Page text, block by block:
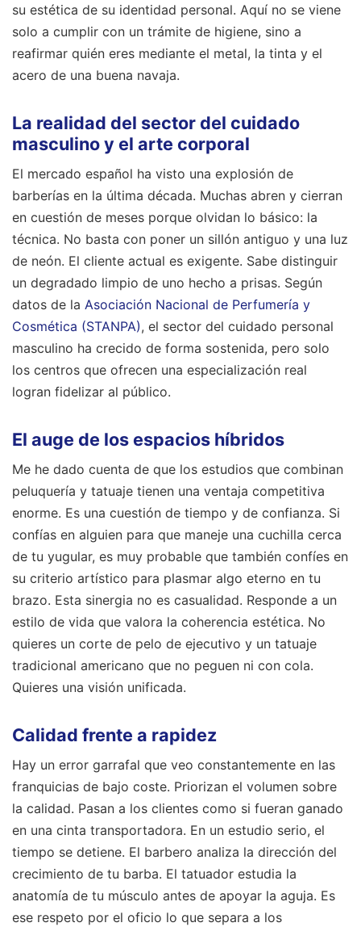
su estética de su identidad personal. Aquí no se viene
solo a cumplir con un trámite de higiene, sino a
reafirmar quién eres mediante el metal, la tinta y el
acero de una buena navaja.
La realidad del sector del cuidado
masculino y el arte corporal
El mercado español ha visto una explosión de
barberías en la última década. Muchas abren y cierran
en cuestión de meses porque olvidan lo básico: la
técnica. No basta con poner un sillón antiguo y una luz
de neón. El cliente actual es exigente. Sabe distinguir
un degradado limpio de uno hecho a prisas. Según
datos de la Asociación Nacional de Perfumería y
Cosmética (STANPA), el sector del cuidado personal
masculino ha crecido de forma sostenida, pero solo
los centros que ofrecen una especialización real
logran fidelizar al público.
El auge de los espacios híbridos
Me he dado cuenta de que los estudios que combinan
peluquería y tatuaje tienen una ventaja competitiva
enorme. Es una cuestión de tiempo y de confianza. Si
confías en alguien para que maneje una cuchilla cerca
de tu yugular, es muy probable que también confíes en
su criterio artístico para plasmar algo eterno en tu
brazo. Esta sinergia no es casualidad. Responde a un
estilo de vida que valora la coherencia estética. No
quieres un corte de pelo de ejecutivo y un tatuaje
tradicional americano que no peguen ni con cola.
Quieres una visión unificada.
Calidad frente a rapidez
Hay un error garrafal que veo constantemente en las
franquicias de bajo coste. Priorizan el volumen sobre
la calidad. Pasan a los clientes como si fueran ganado
en una cinta transportadora. En un estudio serio, el
tiempo se detiene. El barbero analiza la dirección del
crecimiento de tu barba. El tatuador estudia la
anatomía de tu músculo antes de apoyar la aguja. Es
ese respeto por el oficio lo que separa a los